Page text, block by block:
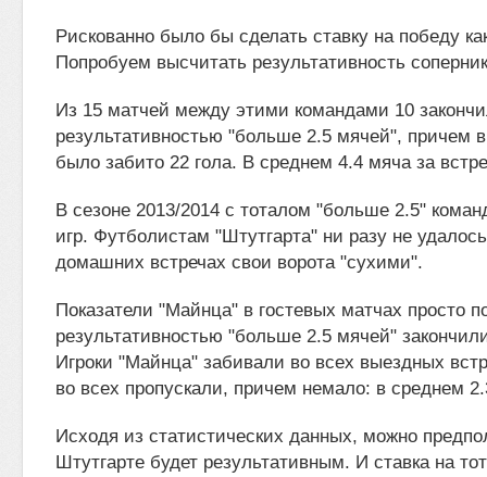
Рискованно было бы сделать ставку на победу
Попробуем высчитать результативность
Из 15 матчей между этими командами 10
результативностью "больше 2.5 мячей", причем
было забито 22 гола. В среднем 4.4 мяча за
В сезоне 2013/2014 с тоталом "больше 2.5"
игр. Футболистам "Штутгарта" ни разу не
домашних встречах свои ворота "сухими".
Показатели "Майнца" в гостевых матчах просто
результативностью "больше 2.5 мячей"
Игроки "Майнца" забивали во всех выездных
во всех пропускали, причем немало: в среднем
Исходя из статистических данных, можно
Штутгарте будет результативным. И ставка на